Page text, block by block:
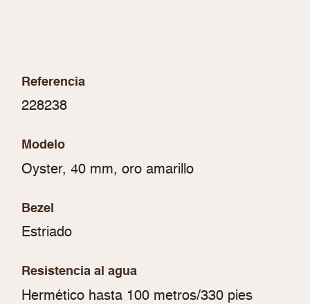
Referencia
228238
Modelo
Oyster, 40 mm, oro amarillo
Bezel
Estriado
Resistencia al agua
Hermético hasta 100 metros/330 pies